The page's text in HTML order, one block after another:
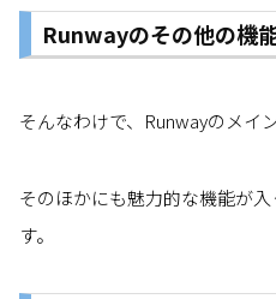
Runwayのその他の機
そんなわけで、Runwayのメイ
そのほかにも魅力的な機能が
す。